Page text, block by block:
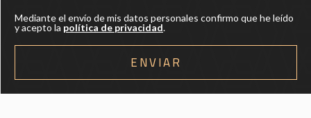
Mediante el envío de mis datos personales confirmo que he leído
y acepto la política de privacidad.